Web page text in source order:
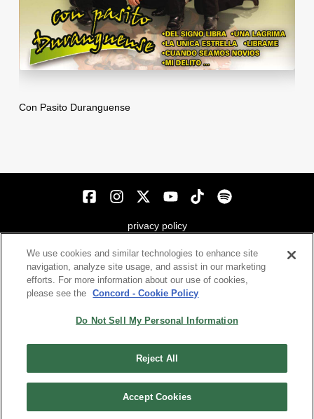
Con Pasito Duranguense
privacy policy
terms
cookie policy
contáctenos
accessibility statement
declaration of use
© 2026 discos musart
We use cookies and similar technologies to enhance site
navigation, analyze site usage, and assist in our marketing
efforts. For more information about our use of cookies,
please see the
Concord - Cookie Policy
Do Not Sell My Personal Information
Reject All
Accept Cookies